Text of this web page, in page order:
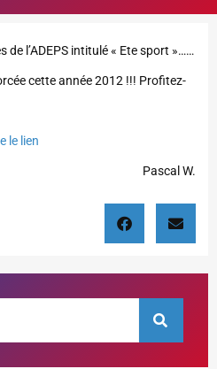
de l’ADEPS intitulé « Ete sport »……
cette année 2012 !!! Profitez-
le lien
Pascal W.